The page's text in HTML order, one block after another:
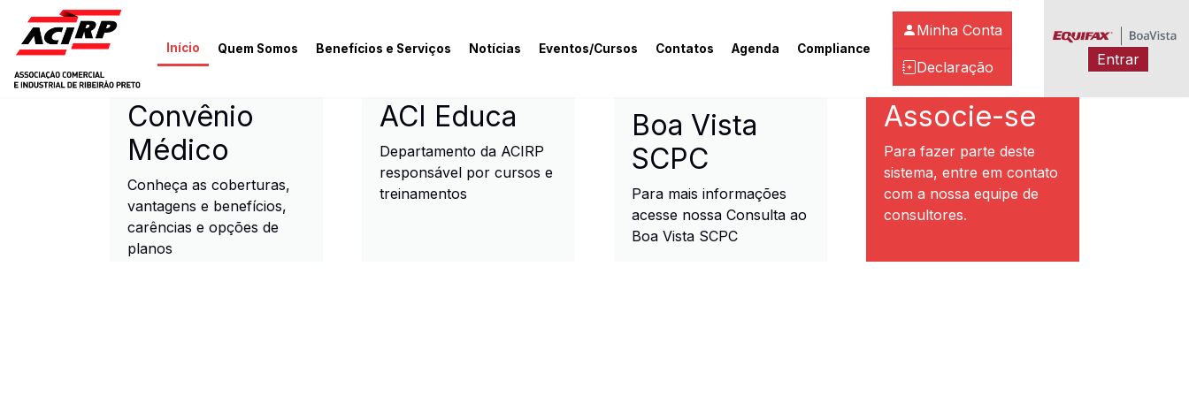
Pular para o conteúdo principal
Início Quem Somos Benefícios e Serviços Notícias Eventos/Cursos Contatos Agenda Compliance
Minha Conta
Declaração Entrar
ACIRP - Associação Comercial e Industrial de Ribeirão Preto
Convênio
Médico
Conheça as coberturas,
vantagens e benefícios,
carências e opções de
planos
ACI Educa
Departamento da ACIRP
responsável por cursos e
treinamentos
Boa Vista
SCPC
Para mais informações
acesse nossa Consulta ao
Boa Vista SCPC
Associe-se
Para fazer parte deste
sistema, entre em contato
com a nossa equipe de
consultores.